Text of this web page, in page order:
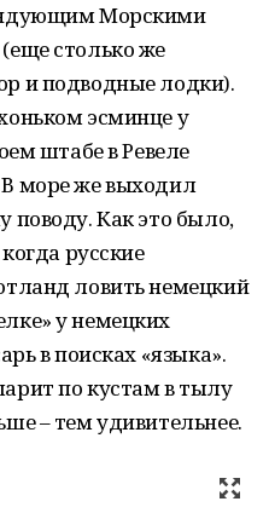
Морскими
столько же
и подводные лодки).
эсминце у
штабе в Ревеле
море же выходил
поводу. Как это было,
русские
ловить немецкий
у немецких
в поисках «языка».
по кустам в тылу
– тем удивительнее.